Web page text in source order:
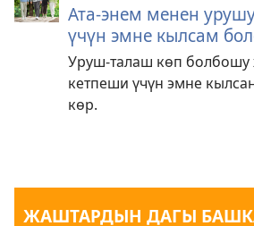
Ата-энем менен
үчүн эмне кылсам
Уруш-талаш көп болбошу
кетпеши үчүн эмне
көр.
ЖАШТАРДЫН ДАГЫ